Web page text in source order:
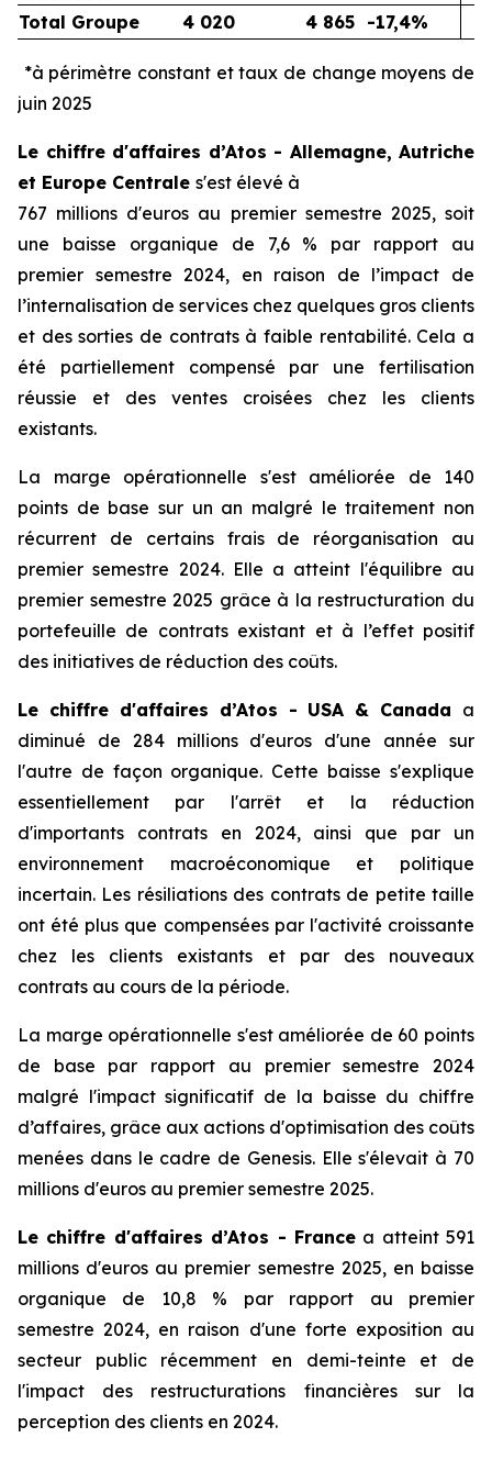
Total Groupe 4 020 4 865 -17,4%
*à périmètre constant et taux de change moyens de
juin 2025
Le chiffre d'affaires d’Atos - Allemagne, Autriche
et Europe Centrale s'est élevé à
767 millions d'euros au premier semestre 2025, soit
une baisse organique de 7,6 % par rapport au
premier semestre 2024, en raison de l’impact de
l’internalisation de services chez quelques gros clients
et des sorties de contrats à faible rentabilité. Cela a
été partiellement compensé par une fertilisation
réussie et des ventes croisées chez les clients
existants.
La marge opérationnelle s'est améliorée de 140
points de base sur un an malgré le traitement non
récurrent de certains frais de réorganisation au
premier semestre 2024. Elle a atteint l'équilibre au
premier semestre 2025 grâce à la restructuration du
portefeuille de contrats existant et à l’effet positif
des initiatives de réduction des coûts.
Le chiffre d'affaires d’Atos - USA & Canada a
diminué de 284 millions d'euros d'une année sur
l'autre de façon organique. Cette baisse s'explique
essentiellement par l'arrêt et la réduction
d'importants contrats en 2024, ainsi que par un
environnement macroéconomique et politique
incertain. Les résiliations des contrats de petite taille
ont été plus que compensées par l'activité croissante
chez les clients existants et par des nouveaux
contrats au cours de la période.
La marge opérationnelle s'est améliorée de 60 points
de base par rapport au premier semestre 2024
malgré l'impact significatif de la baisse du chiffre
d’affaires, grâce aux actions d'optimisation des coûts
menées dans le cadre de Genesis. Elle s'élevait à 70
millions d'euros au premier semestre 2025.
Le chiffre d'affaires d’Atos - Francea atteint 591
millions d'euros au premier semestre 2025, en baisse
organique de 10,8 % par rapport au premier
semestre 2024, en raison d'une forte exposition au
secteur public récemment en demi-teinte et de
l'impact des restructurations financières sur la
perception des clients en 2024.